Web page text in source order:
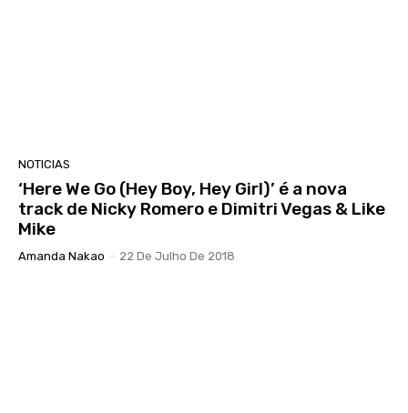
NOTICIAS
‘Here We Go (Hey Boy, Hey Girl)’ é a nova
track de Nicky Romero e Dimitri Vegas & Like
Mike
Amanda Nakao - 22 De Julho De 2018